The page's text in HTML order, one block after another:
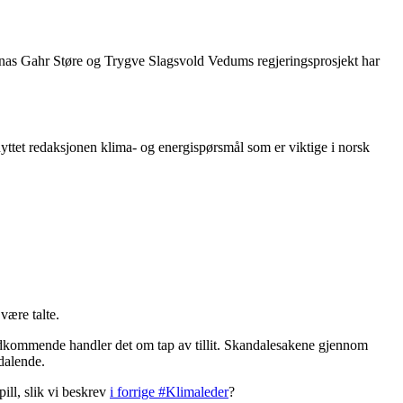
Gahr Støre og Trygve Slagsvold Vedums regjeringsprosjekt har
redaksjonen klima- og energispørsmål som er viktige i norsk
talte.
handler det om tap av tillit. Skandalesakene gjennom
slik vi beskrev i forrige #Klimaleder?